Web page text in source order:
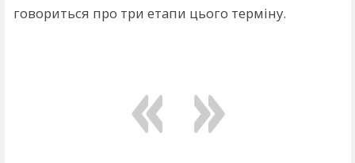
говориться про три етапи цього терміну.